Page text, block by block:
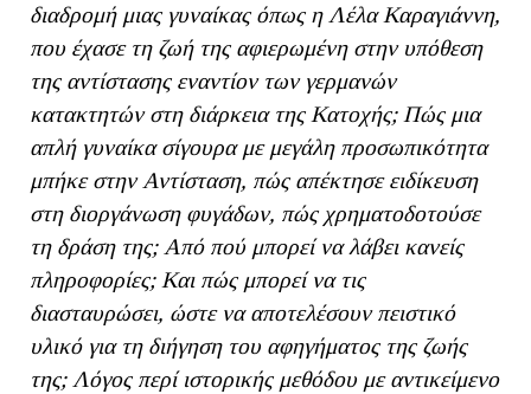
διαδρομή μιας γυναίκας όπως η Λέλα Καραγιάννη,
που έχασε τη ζωή της αφιερωμένη στην υπόθεση
της αντίστασης εναντίον των γερμανών
κατακτητών στη διάρκεια της Κατοχής; Πώς μια
απλή γυναίκα σίγουρα με μεγάλη προσωπικότητα
μπήκε στην Αντίσταση, πώς απέκτησε ειδίκευση
στη διοργάνωση φυγάδων, πώς χρηματοδοτούσε
τη δράση της; Από πού μπορεί να λάβει κανείς
πληροφορίες; Και πώς μπορεί να τις
διασταυρώσει, ώστε να αποτελέσουν πειστικό
υλικό για τη διήγηση του αφηγήματος της ζωής
της; Λόγος περί ιστορικής μεθόδου με αντικείμενο